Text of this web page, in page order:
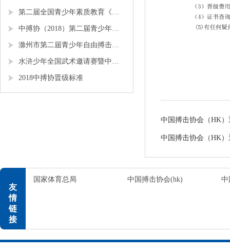
第二届全国青少年素质教育《勇者争锋》搏击锦标赛
中搏协（2018）第二届青少年锦标赛
滁州市第二届青少年自由搏击全国邀请赛
水浒少年全国武术邀请赛暨中搏协青少年搏击锦标赛
2018中搏协晋级标准
中国搏击协会（HK）
中国搏击协会（HK）
友
情
链
接
国家体育总局 中国搏击协会(hk) 中